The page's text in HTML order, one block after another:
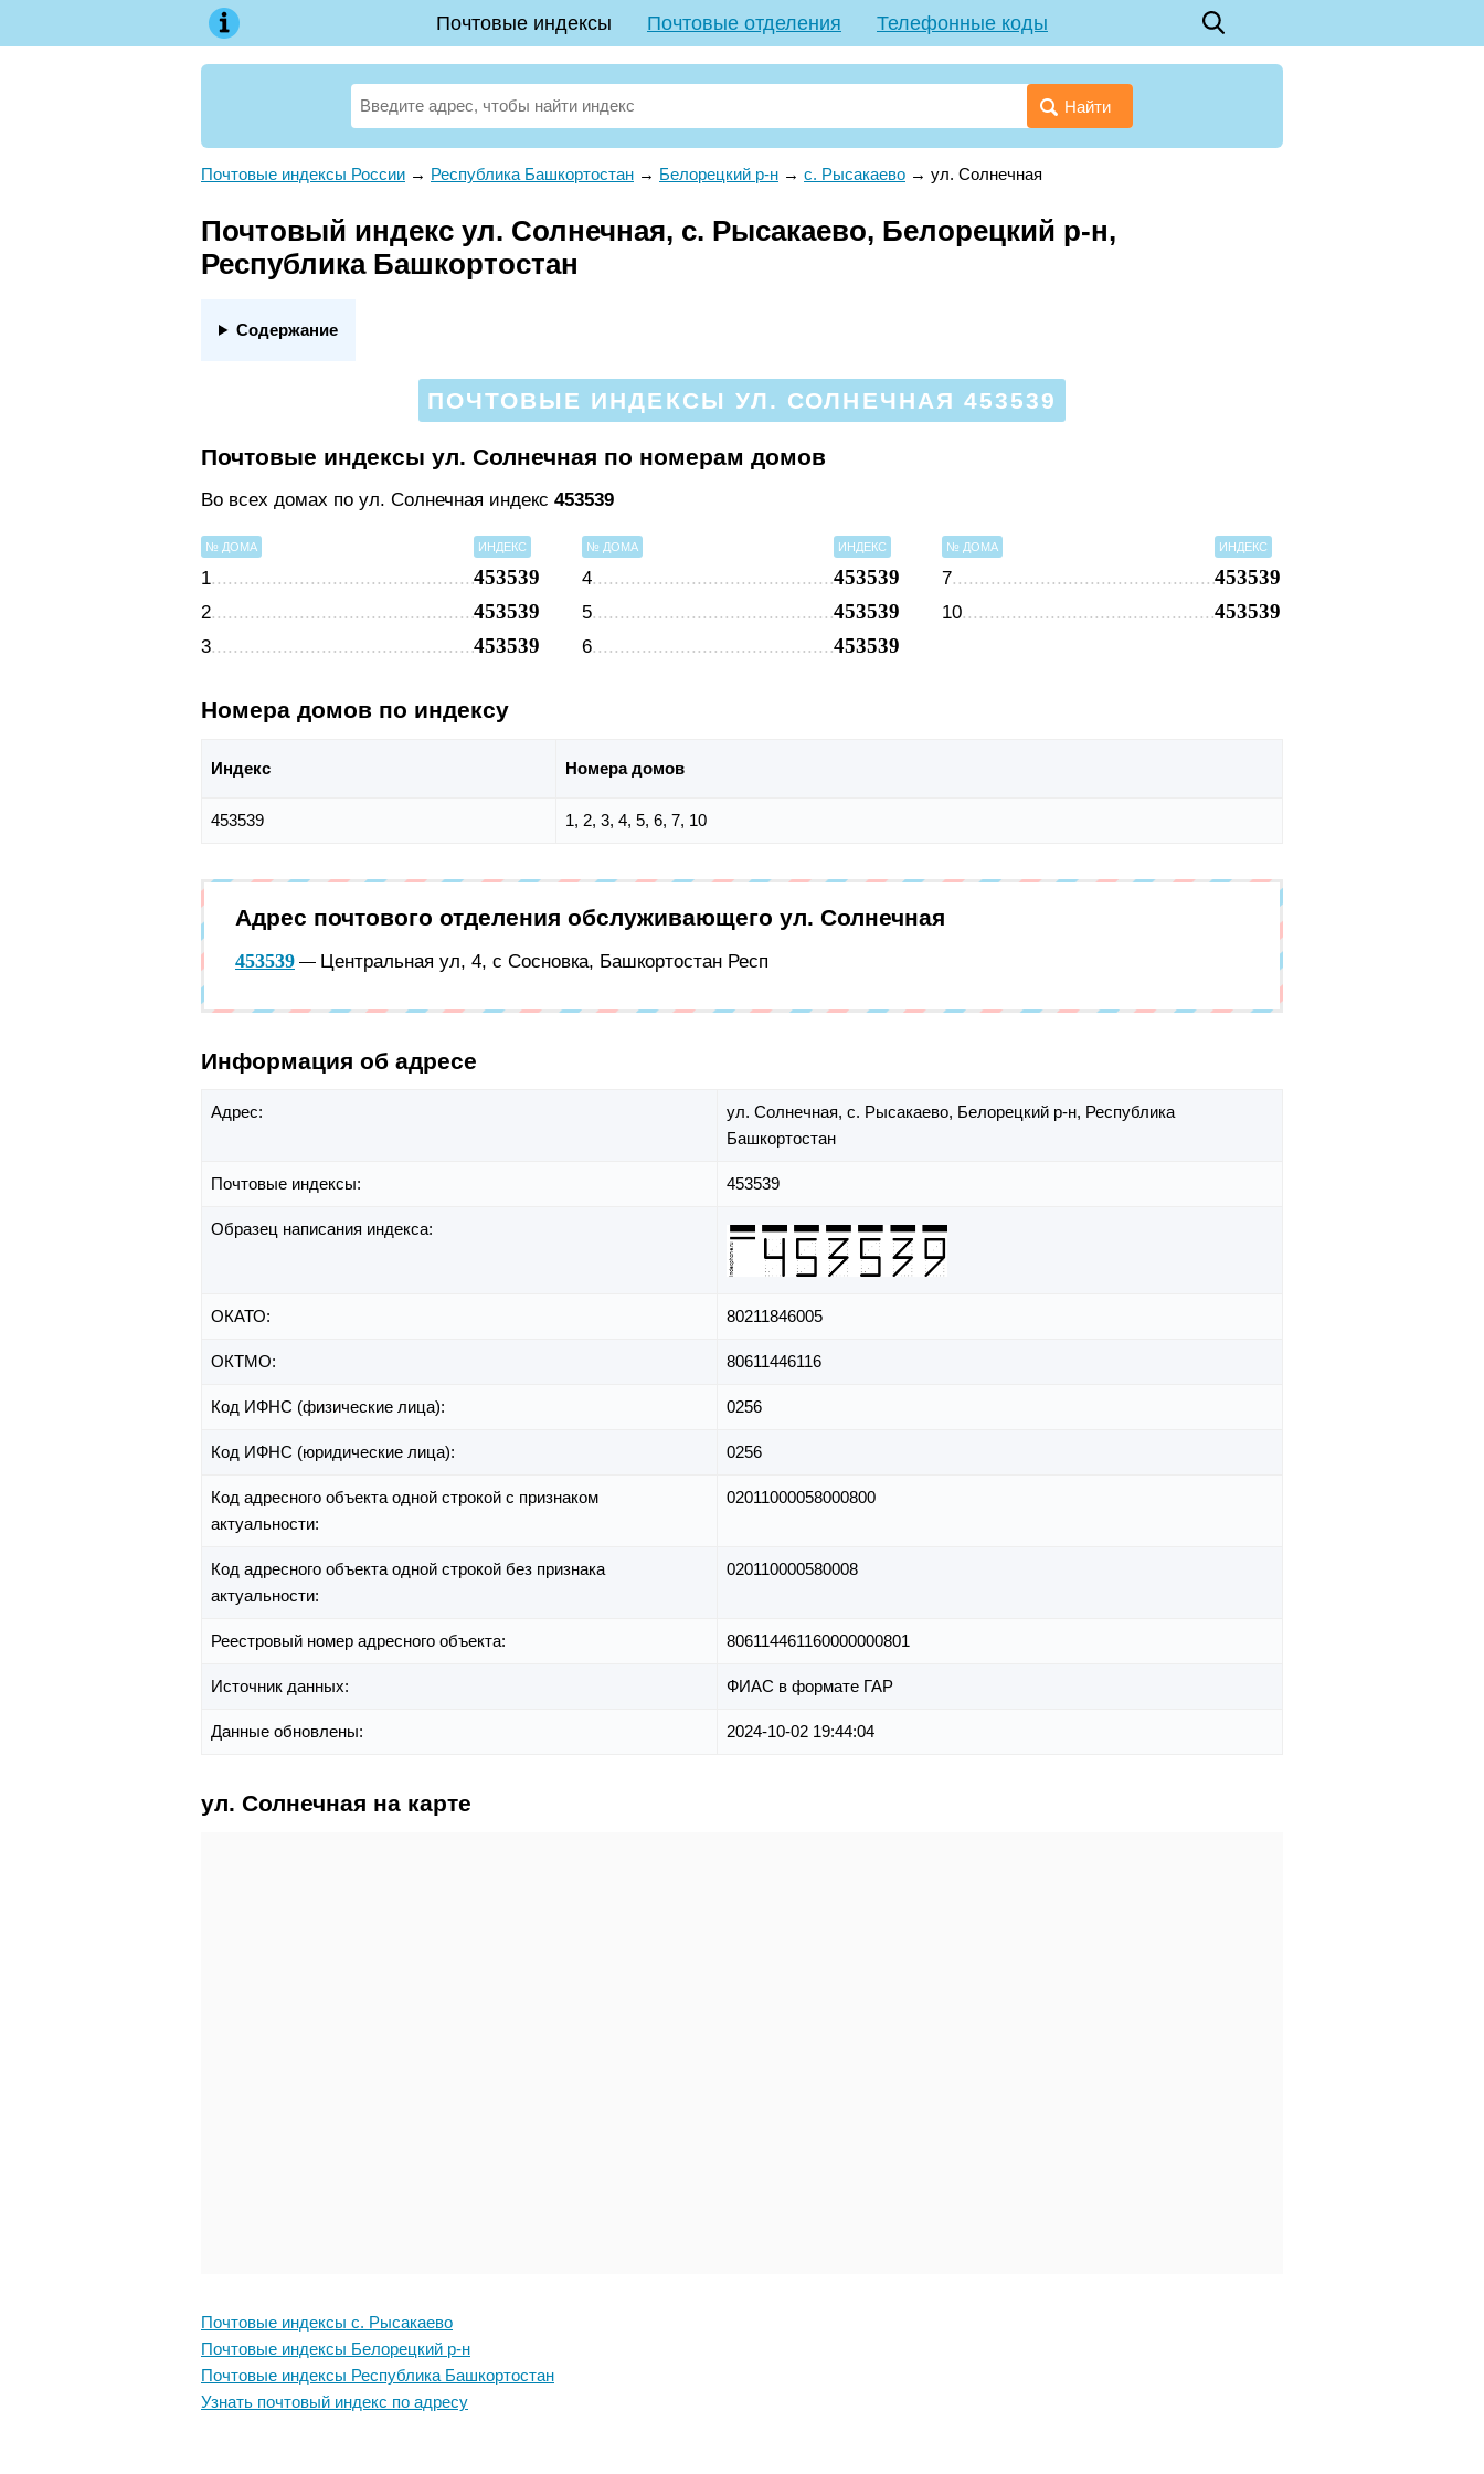
Почтовые индексы Почтовые отделения Телефонные коды
Найти
Почтовые индексы России → Республика Башкортостан → Белорецкий р-н → с. Рысакаево → ул. Солнечная
Почтовый индекс ул. Солнечная, с. Рысакаево, Белорецкий р-н,
Республика Башкортостан
Содержание
ПОЧТОВЫЕ ИНДЕКСЫ УЛ. СОЛНЕЧНАЯ 453539
Почтовые индексы ул. Солнечная по номерам домов
Во всех домах по ул. Солнечная индекс 453539
№ ДОМА ИНДЕКС
1 453539
2 453539
3 453539
№ ДОМА ИНДЕКС
4 453539
5 453539
6 453539
№ ДОМА ИНДЕКС
7 453539
10 453539
Номера домов по индексу
Индекс Номера домов
453539 1, 2, 3, 4, 5, 6, 7, 10
Адрес почтового отделения обслуживающего ул. Солнечная
453539 — Центральная ул, 4, с Сосновка, Башкортостан Респ
Информация об адресе
Адрес: ул. Солнечная, с. Рысакаево, Белорецкий р-н, Республика
Башкортостан
Почтовые индексы: 453539
Образец написания индекса:
ОКАТО: 80211846005
ОКТМО: 80611446116
Код ИФНС (физические лица): 0256
Код ИФНС (юридические лица): 0256
Код адресного объекта одной строкой с признаком
актуальности:
02011000058000800
Код адресного объекта одной строкой без признака
актуальности:
020110000580008
Реестровый номер адресного объекта: 806114461160000000801
Источник данных: ФИАС в формате ГАР
Данные обновлены: 2024-10-02 19:44:04
ул. Солнечная на карте
Почтовые индексы с. Рысакаево
Почтовые индексы Белорецкий р-н
Почтовые индексы Республика Башкортостан
Узнать почтовый индекс по адресу